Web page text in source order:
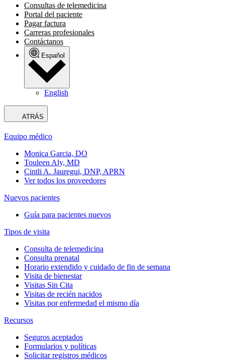
Consultas de telemedicina
Portal del paciente
Pagar factura
Carreras profesionales
Contáctanos
Español
English
ATRÁS
Equipo médico
Monica Garcia, DO
Touleen Aly, MD
Cintli A. Jauregui, DNP, APRN
Ver todos los proveedores
Nuevos pacientes
Guía para pacientes nuevos
Tipos de visita
Consulta de telemedicina
Consulta prenatal
Horario extendido y cuidado de fin de semana
Visita de bienestar
Visitas Sin Cita
Visitas de recién nacidos
Visitas por enfermedad el mismo día
Recursos
Seguros aceptados
Formularios y políticas
Solicitar registros médicos